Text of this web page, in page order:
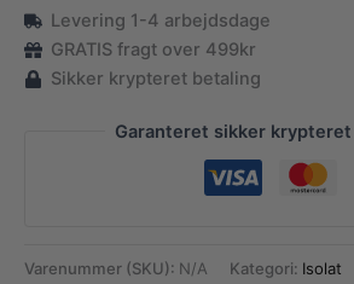
antalLevering 1-4 arbejdsdage
GRATIS fragt over 499kr
Sikker krypteret betaling
Garanteret sikker
Varenummer (SKU): N/A Kategori: Isolat